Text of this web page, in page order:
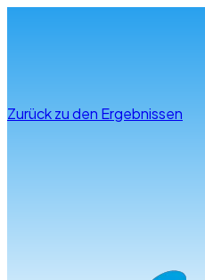
Zurück zu den Ergebnissen